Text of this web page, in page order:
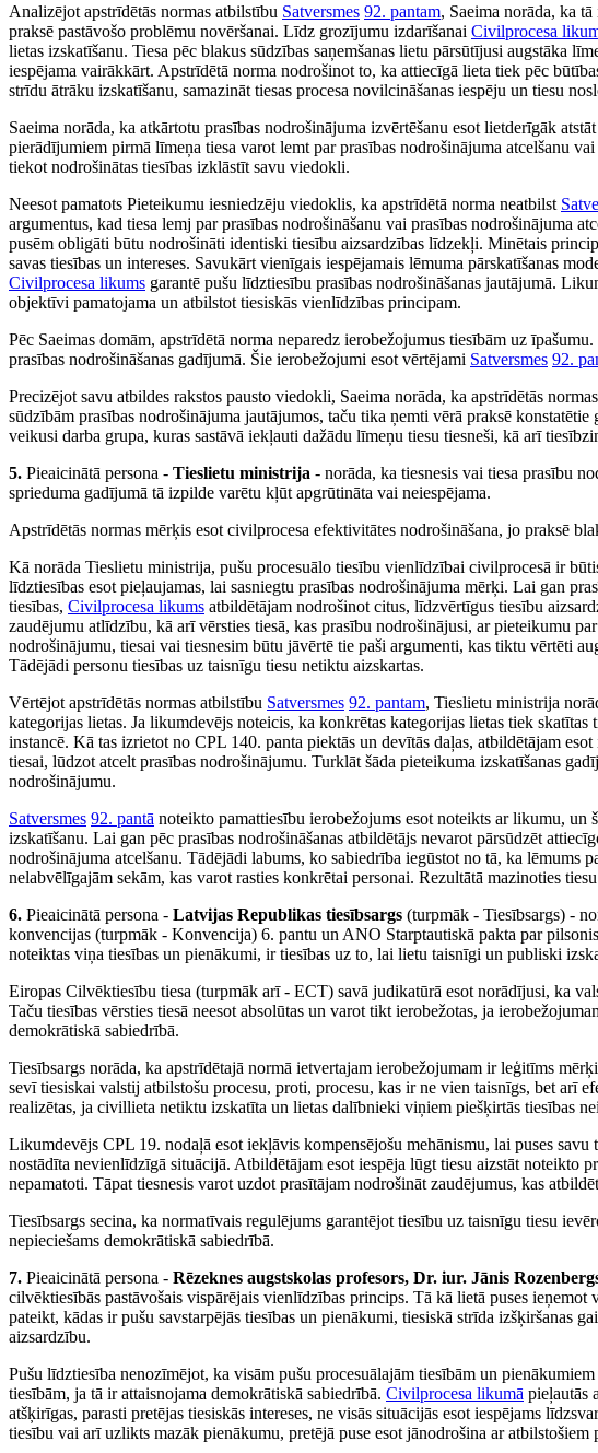
Analizējot apstrīdētās normas atbilstību Satversmes 92. pantam, Saeima norāda, ka
praksē pastāvošo problēmu novēršanai. Līdz grozījumu izdarīšanai Civilprocesa
lietas izskatīšanu. Tiesa pēc blakus sūdzības saņemšanas lietu pārsūtījusi augstāka
iespējama vairākkārt. Apstrīdētā norma nodrošinot to, ka attiecīgā lieta tiek pēc
strīdu ātrāku izskatīšanu, samazināt tiesas procesa novilcināšanas iespēju un tiesu
Saeima norāda, ka atkārtotu prasības nodrošinājuma izvērtēšanu esot lietderīgāk
pierādījumiem pirmā līmeņa tiesa varot lemt par prasības nodrošinājuma atcelšanu
tiekot nodrošinātas tiesības izklāstīt savu viedokli.
Neesot pamatots Pieteikumu iesniedzēju viedoklis, ka apstrīdētā norma neatbilst
argumentus, kad tiesa lemj par prasības nodrošināšanu vai prasības nodrošinājuma
pusēm obligāti būtu nodrošināti identiski tiesību aizsardzības līdzekļi. Minētais
savas tiesības un intereses. Savukārt vienīgais iespējamais lēmuma pārskatīšanas
Civilprocesa likums garantē pušu līdztiesību prasības nodrošināšanas jautājumā.
objektīvi pamatojama un atbilstot tiesiskās vienlīdzības principam.
Pēc Saeimas domām, apstrīdētā norma neparedz ierobežojumus tiesībām uz
prasības nodrošināšanas gadījumā. Šie ierobežojumi esot vērtējami Satversmes 92.
Precizējot savu atbildes rakstos pausto viedokli, Saeima norāda, ka apstrīdētās
sūdzībām prasības nodrošinājuma jautājumos, taču tika ņemti vērā praksē
veikusi darba grupa, kuras sastāvā iekļauti dažādu līmeņu tiesu tiesneši, kā arī
5. Pieaicinātā persona - Tieslietu ministrija - norāda, ka tiesnesis vai tiesa prasību
sprieduma gadījumā tā izpilde varētu kļūt apgrūtināta vai neiespējama.
Apstrīdētās normas mērķis esot civilprocesa efektivitātes nodrošināšana, jo praksē
Kā norāda Tieslietu ministrija, pušu procesuālo tiesību vienlīdzībai civilprocesā ir
līdztiesības esot pieļaujamas, lai sasniegtu prasības nodrošinājuma mērķi. Lai gan
tiesības, Civilprocesa likums atbildētājam nodrošinot citus, līdzvērtīgus tiesību
zaudējumu atlīdzību, kā arī vērsties tiesā, kas prasību nodrošinājusi, ar pieteikumu
nodrošinājumu, tiesai vai tiesnesim būtu jāvērtē tie paši argumenti, kas tiktu vērtēti
Tādējādi personu tiesības uz taisnīgu tiesu netiktu aizskartas.
Vērtējot apstrīdētās normas atbilstību Satversmes 92. pantam, Tieslietu ministrija
kategorijas lietas. Ja likumdevējs noteicis, ka konkrētas kategorijas lietas tiek
instancē. Kā tas izrietot no CPL 140. panta piektās un devītās daļas, atbildētājam
tiesai, lūdzot atcelt prasības nodrošinājumu. Turklāt šāda pieteikuma izskatīšanas
nodrošinājumu.
Satversmes 92. pantā noteikto pamattiesību ierobežojums esot noteikts ar likumu,
izskatīšanu. Lai gan pēc prasības nodrošināšanas atbildētājs nevarot pārsūdzēt
nodrošinājuma atcelšanu. Tādējādi labums, ko sabiedrība iegūstot no tā, ka lēmums
nelabvēlīgajām sekām, kas varot rasties konkrētai personai. Rezultātā mazinoties
6. Pieaicinātā persona - Latvijas Republikas tiesībsargs (turpmāk - Tiesībsargs) -
konvencijas (turpmāk - Konvencija) 6. pantu un ANO Starptautiskā pakta par
noteiktas viņa tiesības un pienākumi, ir tiesības uz to, lai lietu taisnīgi un publiski
Eiropas Cilvēktiesību tiesa (turpmāk arī - ECT) savā judikatūrā esot norādījusi, ka
Taču tiesības vērsties tiesā neesot absolūtas un varot tikt ierobežotas, ja
demokrātiskā sabiedrībā.
Tiesībsargs norāda, ka apstrīdētajā normā ietvertajam ierobežojumam ir leģitīms
sevī tiesiskai valstij atbilstošu procesu, proti, procesu, kas ir ne vien taisnīgs, bet arī
realizētas, ja civillieta netiktu izskatīta un lietas dalībnieki viņiem piešķirtās tiesības
Likumdevējs CPL 19. nodaļā esot iekļāvis kompensējošu mehānismu, lai puses
nostādīta nevienlīdzīgā situācijā. Atbildētājam esot iespēja lūgt tiesu aizstāt noteikto
nepamatoti. Tāpat tiesnesis varot uzdot prasītājam nodrošināt zaudējumus, kas
Tiesībsargs secina, ka normatīvais regulējums garantējot tiesību uz taisnīgu tiesu
nepieciešams demokrātiskā sabiedrībā.
7. Pieaicinātā persona - Rēzeknes augstskolas profesors, Dr. iur. Jānis
cilvēktiesībās pastāvošais vispārējais vienlīdzības princips. Tā kā lietā puses
pateikt, kādas ir pušu savstarpējās tiesības un pienākumi, tiesiskā strīda izšķiršanas
aizsardzību.
Pušu līdztiesība nenozīmējot, ka visām pušu procesuālajām tiesībām un
tiesībām, ja tā ir attaisnojama demokrātiskā sabiedrībā. Civilprocesa likumā pieļautās
atšķirīgas, parasti pretējas tiesiskās intereses, ne visās situācijās esot iespējams
tiesību vai arī uzlikts mazāk pienākumu, pretējā puse esot jānodrošina ar atbilstošiem